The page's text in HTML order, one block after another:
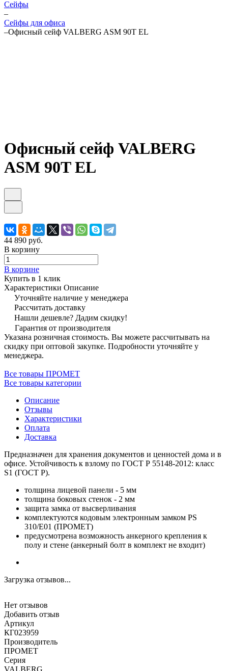
Cейфы
–
Cейфы для офиса
–Офисный сейф VALBERG ASM 90T EL
Офисный сейф VALBERG
ASM 90T EL
44 890 руб.
В корзину
В корзине
Купить в 1 клик
Характеристики Описание
Уточняйте наличие у менеджера
Рассчитать доставку
Нашли дешевле? Дадим скидку!
Гарантия от производителя
Указана розничная стоимость. Вы можете рассчитывать на
скидку при оптовой закупке. Подробности уточняйте у
менеджера.
Все товары ПРОМЕТ
Все товары категории
Описание
Отзывы
Характеристики
Оплата
Доставка
Предназначен для хранения документов и ценностей дома и в
офисе. Устойчивость к взлому по ГОСТ Р 55148-2012: класс
S1 (ГОСТ Р).
толщина лицевой панели - 5 мм
толщина боковых стенок - 2 мм
защита замка от высверливания
комплектуются кодовым электронным замком PS
310/E01 (ПРОМЕТ)
предусмотрена возможность анкерного крепления к
полу и стене (анкерный болт в комплект не входит)
Загрузка отзывов...
Нет отзывов
Добавить отзыв
Артикул
КГ023959
Производитель
ПРОМЕТ
Серия
VALBERG